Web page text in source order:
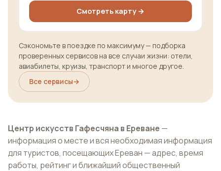
Смотреть карту →
Сэкономьте в поездке по максимуму — подборка
проверенных сервисов на все случаи жизни: отели,
авиабилеты, круизы, транспорт и многое другое.
Все сервисы→
Центр искусств Гафесчяна в Ереване —
информация о месте и вся необходимая информация
для туристов, посещающих Ереван — адрес, время
работы, рейтинг и ближайший общественный